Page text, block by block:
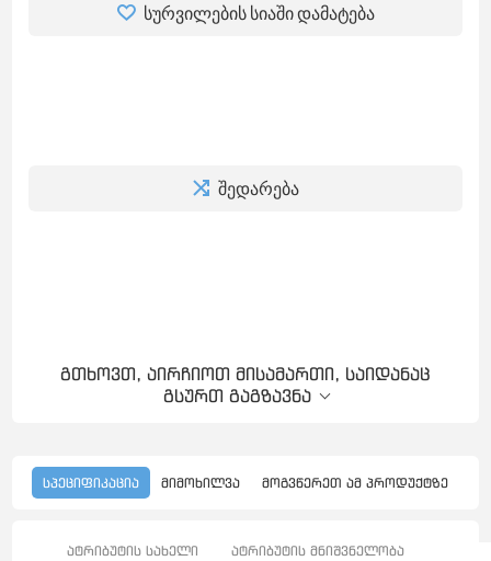
სურვილების სიაში დამატება
შედარება
გთხოვთ, აირჩიოთ მისამართი, საიდანაც
გსურთ გაგზავნა
სპეციფიკაცია მიმოხილვა მოგვწერეთ ამ პროდუქტზე
ატრიბუტის სახელი ატრიბუტის მნიშვნელობა